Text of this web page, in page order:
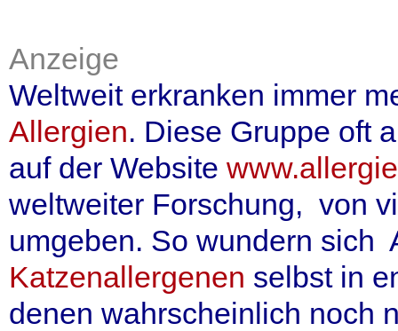
Anzeige
Weltweit erkranken immer
Allergien. Diese Gruppe oft
auf der Website
weltweiter Forschung, von
umgeben. So wundern
Katzenallergenen selbst in
denen wahrscheinlich noch